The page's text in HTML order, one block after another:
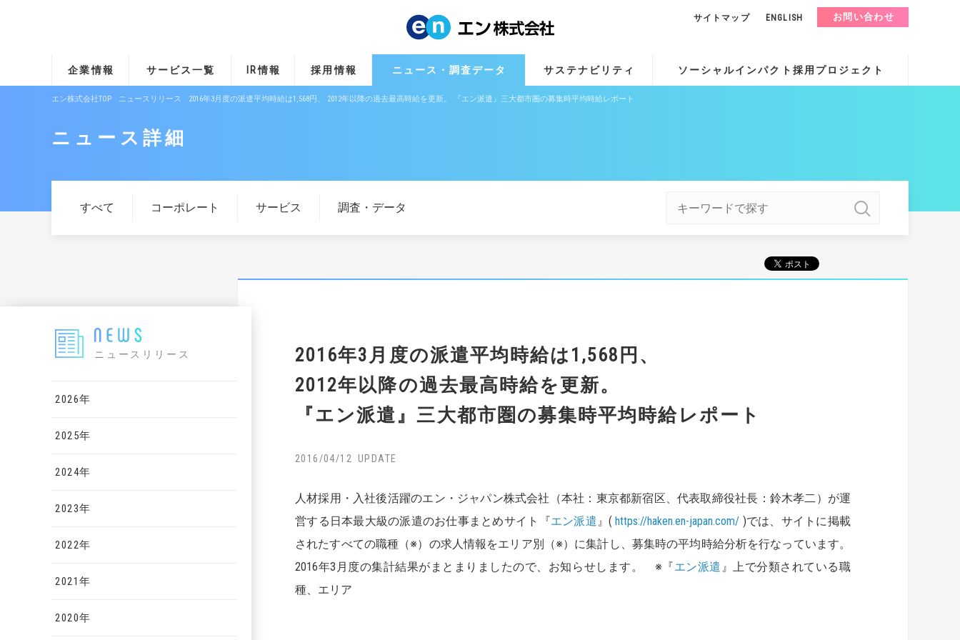
企業情報 サービス一覧 IR情報 採用情報 ニュース・調査データ サステナビリティ ソーシャルインパクト採用プロジェクト
サイトマップ ENGLISH お問い合わせ
エン株式会社TOP ニュースリリース 2016年3月度の派遣平均時給は1,568円、 2012年以降の過去最高時給を更新。 『エン派遣』三大都市圏の募集時平均時給レポート
ニュース詳細
すべて コーポレート サービス 調査・データ
ニュースリリース
2026年
2025年
2024年
2023年
2022年
2021年
2020年
2016年3月度の派遣平均時給は1,568円、
2012年以降の過去最高時給を更新。
『エン派遣』三大都市圏の募集時平均時給レポート
2016/04/12
人材採用・入社後活躍のエン・ジャパン株式会社（本社：東京都新宿区、代表取締役社長：鈴木孝二）が運
営する日本最大級の派遣のお仕事まとめサイト『エン派遣』(https://haken.en-japan.com/ )では、サイトに掲載
されたすべての職種（※）の求人情報をエリア別（※）に集計し、募集時の平均時給分析を行なっています。
2016年3月度の集計結果がまとまりましたので、お知らせします。 ※『エン派遣 』上で分類されている職
種、エリア